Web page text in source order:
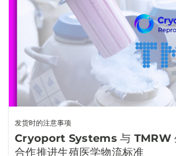
发货时的注意事项
Cryoport Systems 与 TMRW
合作推进生殖医学物流标准